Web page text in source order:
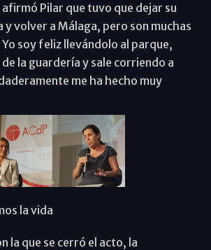
Pilar que tuvo que dejar su
y volver a Málaga, pero son muchas
soy feliz llevándolo al parque,
la guardería y sale corriendo a
me ha hecho muy
la vida
la que se cerró el acto, la